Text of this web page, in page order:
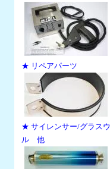
★ リペアパーツ
★ サイレンサー/グラス
ル 他